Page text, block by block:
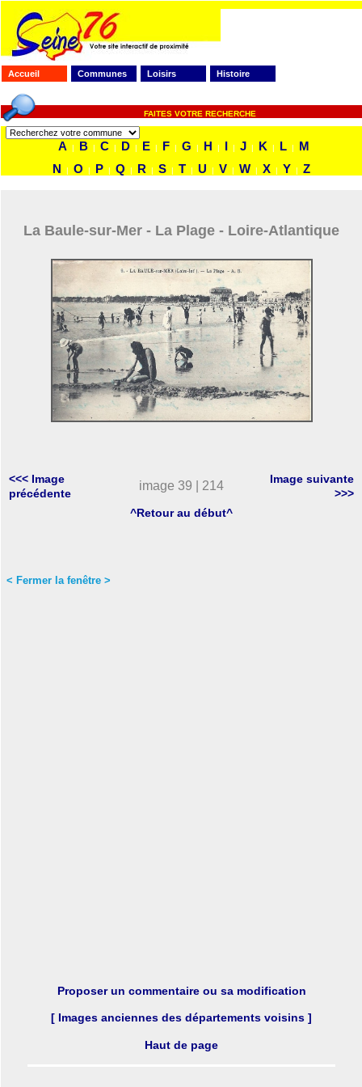
Accueil Communes Loisirs Histoire
FAITES VOTRE RECHERCHE
A | B | C | D | E | F | G | H | I | J | K | L |
M
N
| O | P | Q | R | S | T | U | V | W | X | Y | Z
La Baule-sur-Mer - La Plage - Loire-Atlantique
<<< Image
précédente
image 39 | 214
Image suivante
>>>
^Retour au début^
< Fermer la fenêtre >
Proposer un commentaire ou sa modification
[ Images anciennes des départements voisins ]
Haut de page